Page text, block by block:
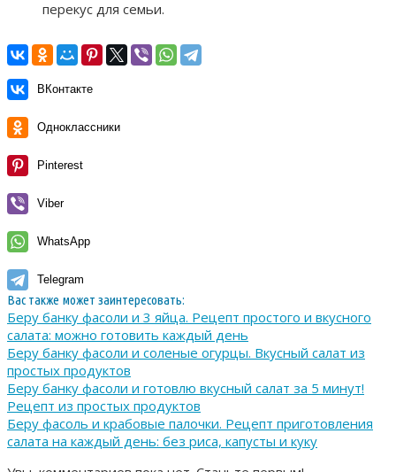
перекус для семьи.
ВКонтакте
Одноклассники
Pinterest
Viber
WhatsApp
Telegram
Вас также может заинтересовать:
Беру банку фасоли и 3 яйца. Рецепт простого и вкусного
салата: можно готовить каждый день
Беру банку фасоли и соленые огурцы. Вкусный салат из
простых продуктов
Беру банку фасоли и готовлю вкусный салат за 5 минут!
Рецепт из простых продуктов
Беру фасоль и крабовые палочки. Рецепт приготовления
салата на каждый день: без риса, капусты и куку